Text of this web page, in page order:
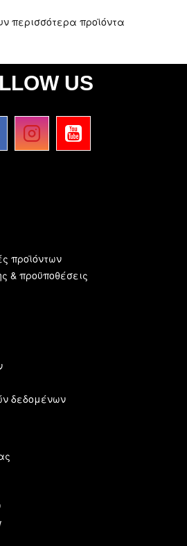
περισσότερα προϊόντα
US
προϊόντων
& προϋποθέσεις
δεδομένων